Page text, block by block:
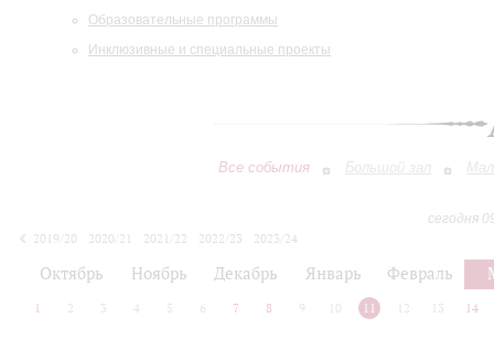
Образовательные программы
Инклюзивные и специальные проекты
Все события Большой зал
сегодня
2019/20
2020/21 2021/22 2022/23
2023/24
Октябрь Ноябрь Декабрь Январь Февраль
1 2 3 4 5 6 7 8 9 10 11 12 13 14